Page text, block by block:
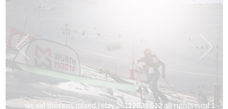
wc val thorens mixed relay 26112023 012 all rights ismf 1